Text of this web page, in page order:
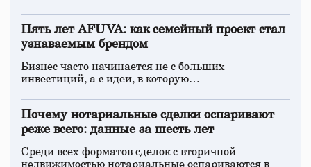
Пять лет AFUVA: как семейный проект стал
узнаваемым брендом
Бизнес часто начинается не с больших
инвестиций, а с идеи, в которую…
Почему нотариальные сделки оспаривают
реже всего: данные за шесть лет
Среди всех форматов сделок с вторичной
недвижимостью нотариальные оспариваются в